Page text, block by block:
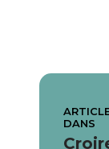
DANS